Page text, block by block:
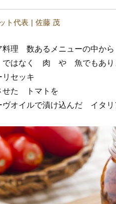
ト代表 佐藤 茂
料理 数あるメニューの中か
はなく 肉 や 魚でもあり
セッキ
せた トマトを
ヴオイルで漬け込んだ イタリ